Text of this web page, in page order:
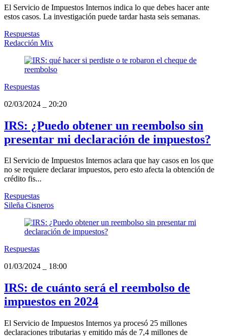
El Servicio de Impuestos Internos indica lo que debes hacer ante
estos casos. La investigación puede tardar hasta seis semanas.
Respuestas
Redacción Mix
Respuestas
02/03/2024
20:20
IRS: ¿Puedo obtener un reembolso sin
presentar mi declaración de impuestos?
El Servicio de Impuestos Internos aclara que hay casos en los que
no se requiere declarar impuestos, pero esto afecta la obtención de
crédito fis...
Respuestas
Sileña Cisneros
Respuestas
01/03/2024
18:00
IRS: de cuánto será el reembolso de
impuestos en 2024
El Servicio de Impuestos Internos ya procesó 25 millones
declaraciones tributarias y emitido más de 7,4 millones de